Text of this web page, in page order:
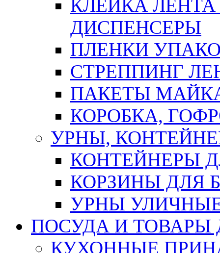
КЛЕЙКА
ДИСПЕНСЕРЫ
ПЛЕНКИ
СТРЕППИНГ
ПАКЕТЫ
КОРОБКА,
УРНЫ,
КОНТЕЙНЕРЫ
КОРЗИНЫ ДЛЯ
УРНЫ
ПОСУДА И ТОВАРЫ
КУХОННЫЕ